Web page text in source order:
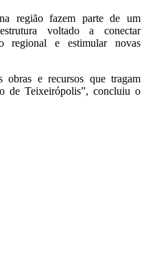
região fazem parte de um
voltado a conectar
regional e estimular novas
obras e recursos que tragam
de Teixeirópolis”, concluiu o